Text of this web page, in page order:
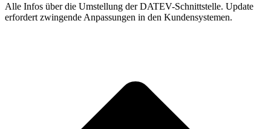
Alle Infos über die Umstellung der DATEV-Schnittstelle. Update
erfordert zwingende Anpassungen in den Kundensystemen.